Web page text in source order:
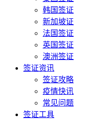
韩国签证
新加坡证
法国签证
英国签证
澳洲签证
签证资讯
签证攻略
疫情快讯
常见问题
签证工具